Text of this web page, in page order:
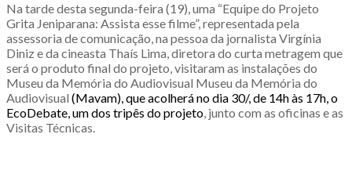
Na tarde desta segunda-feira (19), uma “Equipe do Projeto
Grita Jeniparana: Assista esse filme”, representada pela
assessoria de comunicação, na pessoa da jornalista Virgínia
Diniz e da cineasta Thaís Lima, diretora do curta metragem que
será o produto final do projeto, visitaram as instalações do
Museu da Memória do Audiovisual Museu da Memória do
Audiovisual (Mavam), que acolherá no dia 30/, de 14h às 17h, o
EcoDebate, um dos tripês do projeto, junto com as oficinas e as
Visitas Técnicas.